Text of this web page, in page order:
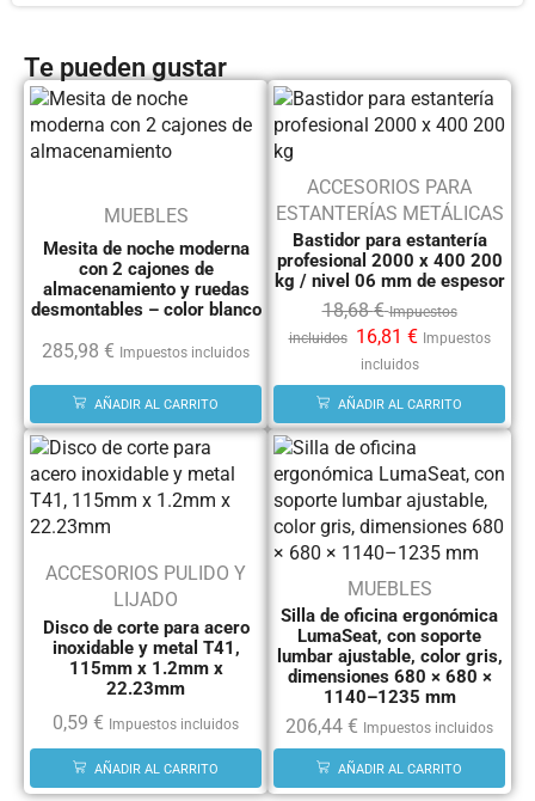
Te pueden gustar
MUEBLES
Mesita de noche moderna
con 2 cajones de
almacenamiento y ruedas
desmontables – color blanco
285,98 € Impuestos incluidos
AÑADIR AL CARRITO
ACCESORIOS PARA
ESTANTERÍAS METÁLICAS
Bastidor para estantería
profesional 2000 x 400 200
kg / nivel 06 mm de espesor
18,68€ Impuestos
incluidos
16,81 € Impuestos
incluidos
AÑADIR AL CARRITO
ACCESORIOS PULIDO Y
LIJADO
Disco de corte para acero
inoxidable y metal T41,
115mm x 1.2mm x
22.23mm
0,59 € Impuestos incluidos
AÑADIR AL CARRITO
MUEBLES
Silla de oficina ergonómica
LumaSeat, con soporte
lumbar ajustable, color gris,
dimensiones 680 × 680 ×
1140–1235 mm
206,44 € Impuestos incluidos
AÑADIR AL CARRITO